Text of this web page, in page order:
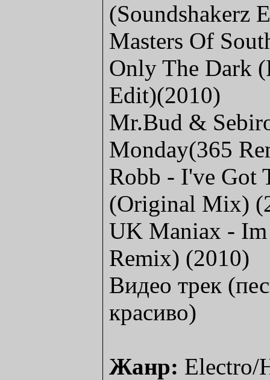
(Soundshakerz
Masters Of
Only The Dark
Edit)(2010)
Mr.Bud &
Monday(365
Robb - I've Got
(Original Mix)
UK Maniax - Im
Remix) (2010)
Видео трек
красиво)
Жанр: Еlectro/